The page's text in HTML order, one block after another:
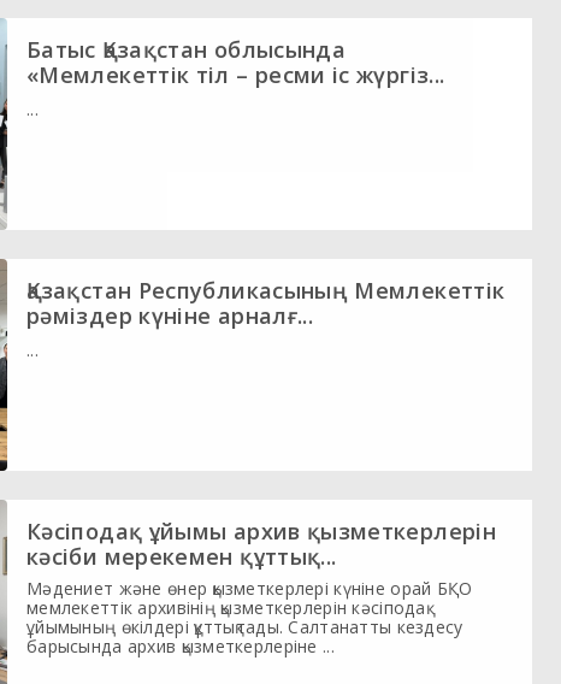
Батыс Қазақстан облысында
«Мемлекеттік тіл – ресми іс жүргіз...
...
Қазақстан Республикасының Мемлекеттік
рәміздер күніне арналғ...
...
Кәсіподақ ұйымы архив қызметкерлерін
кәсіби мерекемен құттық...
Мәдениет және өнер қызметкерлері күніне орай БҚО
мемлекеттік архивінің қызметкерлерін кәсіподақ
ұйымының өкілдері құттықтады. Салтанатты кездесу
барысында архив қызметкерлеріне ...